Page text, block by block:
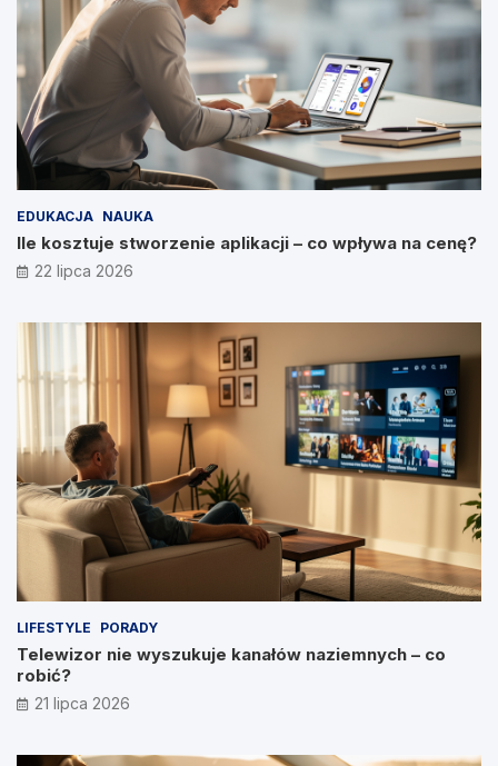
EDUKACJA NAUKA
Ile kosztuje stworzenie aplikacji – co wpływa na cenę?
22 lipca 2026
LIFESTYLE PORADY
Telewizor nie wyszukuje kanałów naziemnych – co
robić?
21 lipca 2026